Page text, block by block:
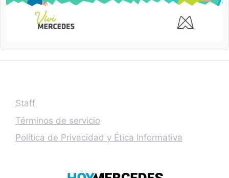
Staff
Términos de servicio
Política de Privacidad y Ética Informativa